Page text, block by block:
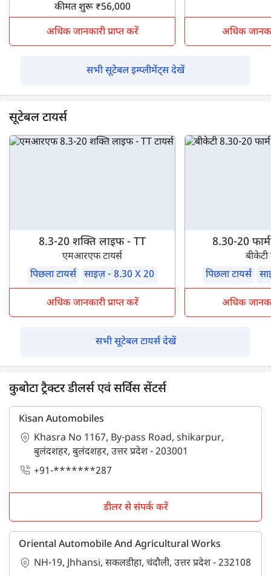
कीमत शुरू ₹56,000
अधिक जानकारी प्राप्त करें
अधिक
सभी सूटेबल इम्प्लीमेंट्स देखें
सूटेबल टायर्स
8.3-20 शक्ति लाइफ - TT
एमआरएफ टायर्स
पिछला टायर्स
साइज़ - 8.30 X 20
अधिक जानकारी प्राप्त करें
8.30-20
बीकेटी
पिछला टायर्स
अधिक
सभी सूटेबल टायर्स देखें
कुबोटा ट्रैक्टर डीलर्स एवं सर्विस सेंटर्स
Kisan Automobiles
Khasra No 1167, By-pass Road, shikarpur,
बुलंदशहर, बुलंदशहर, उत्तर प्रदेश - 203001
+91-*******287
डीलर से संपर्क करें
Oriental Automobile And Agricultural Works
NH-19, Jhhansi, सकलडीहा, चंदौली, उत्तर प्रदेश - 232108